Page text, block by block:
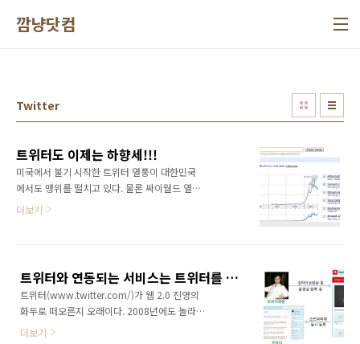
깜냥닷컴
Twitter
트위터도 이제는 하향세!!!
미국에서 불기 시작한 트위터 열풍이 대한민국
에서도 맹위를 떨치고 있다. 물론 싸이월드 열풍
에 비할바가 아니고, 일부 특정 계층에 국한된 인
을 거치면서 블로그의 콘텐츠가 생성되고, 정보
가 퍼져나가게 되고, 그것을 토대로 트위터 이용
자가 늘어나게 되기 때문이다. 결국 트위터는 별
다른 마케팅을 펼치지 않아도 그것을 홍보해주
더보기
트위터와 연동되는 서비스는 트위터를 통한 콘텐츠의 확산을 목적으로 한다!
트위터(www.twitter.com/)가 웹 2.0 진영의
화두로 떠오른지 오래이다. 2008년에도 놀라운
성장세로 세간의 이슈가 되더니 2009년에 들어
더보기